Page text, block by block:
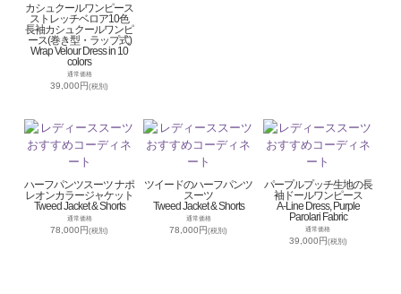
カシュクールワンピース
ストレッチベロア10色
長袖カシュクールワンピ
ース(巻き型・ラップ式)
Wrap Velour Dress in 10
colors
通常価格
39,000円(税別)
ハーフパンツスーツ ナポ
レオンカラージャケット
Tweed Jacket & Shorts
通常価格
78,000円(税別)
ツイードのハーフパンツ
スーツ
Tweed Jacket & Shorts
通常価格
78,000円(税別)
パープルプッチ生地の長
袖ドールワンピース
A-Line Dress, Purple
Parolari Fabric
通常価格
39,000円(税別)